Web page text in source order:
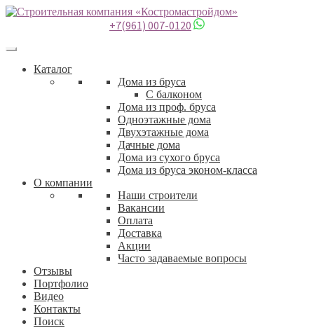
+7(961) 007-0120
Каталог
Дома из бруса
С балконом
Дома из проф. бруса
Одноэтажные дома
Двухэтажные дома
Дачные дома
Дома из сухого бруса
Дома из бруса эконом-класса
О компании
Наши строители
Вакансии
Оплата
Доставка
Акции
Часто задаваемые вопросы
Отзывы
Портфолио
Видео
Контакты
Поиск